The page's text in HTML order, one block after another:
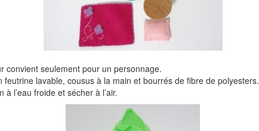
convient seulement pour un personnage.
feutrine lavable, cousus à la main et bourrés de fibre de polyesters.
à l’eau froide et sécher à l’air.